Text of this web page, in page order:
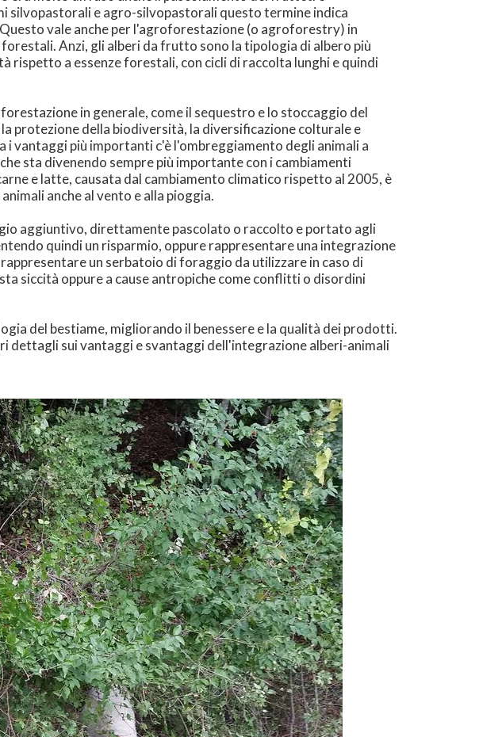
silvopastorali e agro-silvopastorali questo termine indica
vale anche per l'agroforestazione (o agroforestry) in
Anzi, gli alberi da frutto sono la tipologia di albero più
a essenze forestali, con cicli di raccolta lunghi e quindi
in generale, come il sequestro e lo stoccaggio del
protezione della biodiversità, la diversificazione colturale e
vantaggi più importanti c'è l'ombreggiamento degli animali a
sta divenendo sempre più importante con i cambiamenti
e latte, causata dal cambiamento climatico rispetto al 2005, è
anche al vento e alla pioggia.
aggiuntivo, direttamente pascolato o raccolto e portato agli
quindi un risparmio, oppure rappresentare una integrazione
un serbatoio di foraggio da utilizzare in caso di
siccità oppure a cause antropiche come conflitti o disordini
del bestiame, migliorando il benessere e la qualità dei prodotti.
dettagli sui vantaggi e svantaggi dell'integrazione alberi-animali